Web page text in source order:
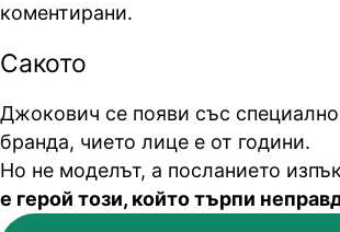
коментирани.
Сакото
Джокович се появи със
бранда, чието лице е от години.
Но не моделът, а посланието
е герой този, който търпи